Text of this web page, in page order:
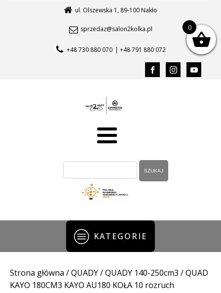
ul. Olszewska 1, 89-100 Nakło
sprzedaz@salon2kolka.pl
+48 730 880 070 | +48 791 880 072
KATEGORIE
Strona główna /QUADY/QUADY 140-250cm3 / QUAD
KAYO 180CM3 KAYO AU180 KOŁA 10 rozruch
0